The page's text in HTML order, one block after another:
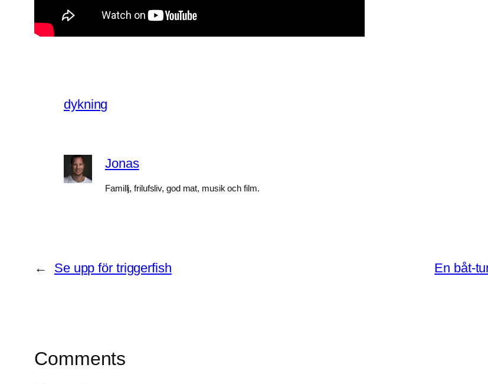
dykning
Jonas
Famillj, frilufsliv, god mat, musik och film.
← Se upp för triggerfish En båt-
Comments